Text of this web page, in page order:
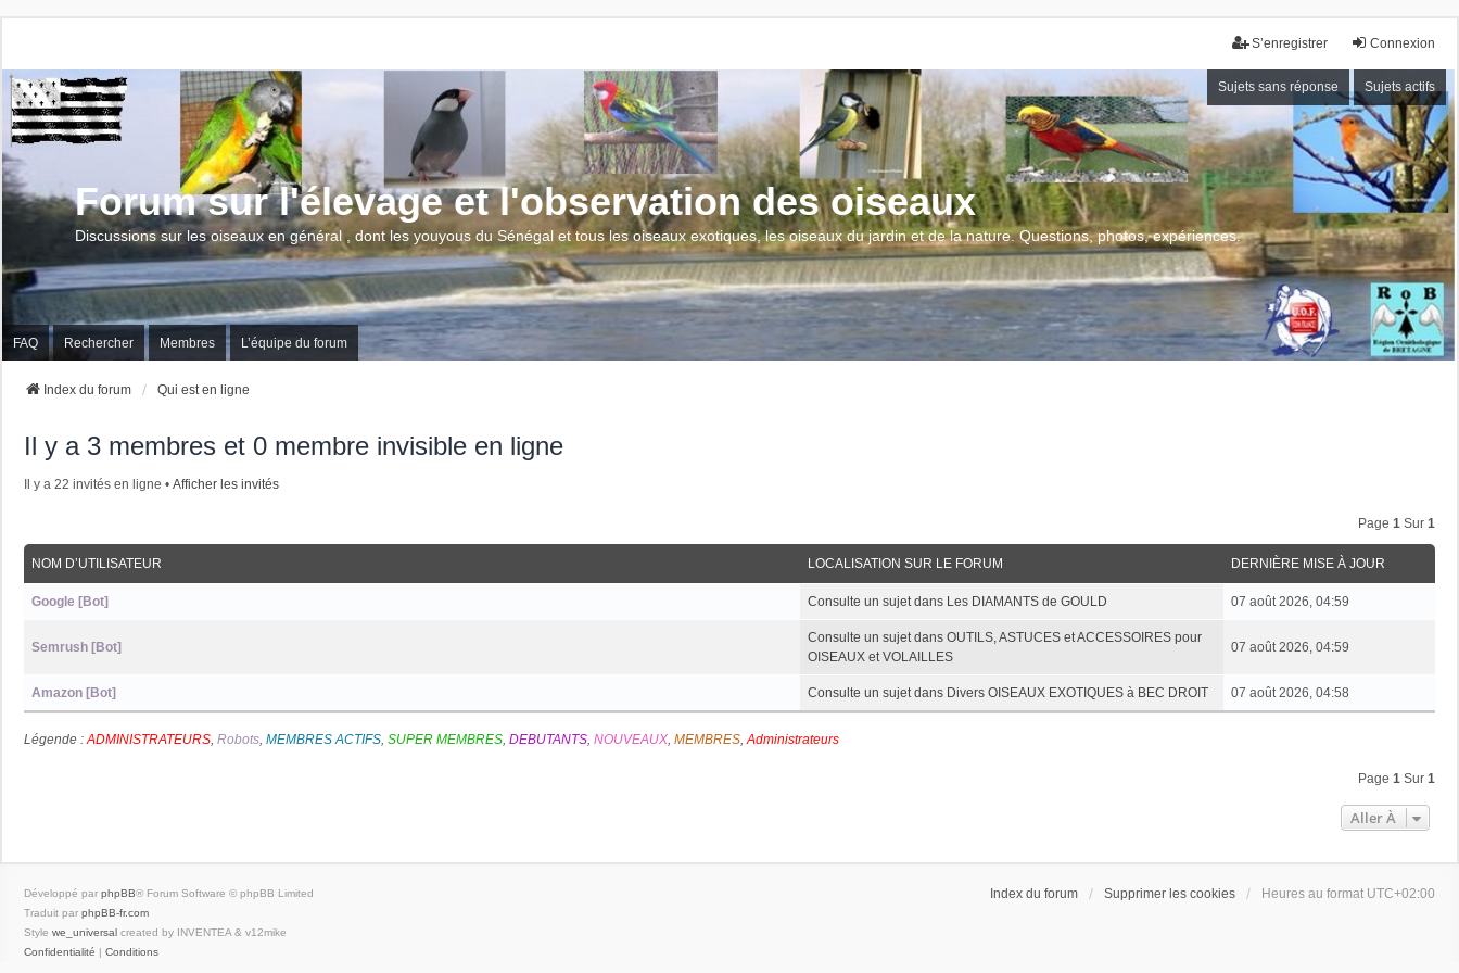
Connexion
S’enregistrer
Sujets sans réponse Sujets actifs
Forum sur l'élevage et l'observation des oiseaux
Discussions sur les oiseaux en général , dont les youyous du Sénégal et tous les oiseaux exotiques, les oiseaux du jardin et de la nature. Questions, photos, expériences.
FAQ Rechercher Membres L’équipe du forum
Index du forum Qui est en ligne
Il y a 3 membres et 0 membre invisible en ligne
Il y a 22 invités en ligne • Afficher les invités
Page 1 Sur 1
NOM D’UTILISATEUR LOCALISATION SUR LE FORUM DERNIÈRE MISE À JOUR
Google [Bot] Consulte un sujet dans Les DIAMANTS de GOULD 07 août 2026, 04:59
Semrush [Bot]
Consulte un sujet dans OUTILS, ASTUCES et ACCESSOIRES pour
OISEAUX et VOLAILLES
07 août 2026, 04:59
Amazon [Bot] Consulte un sujet dans Divers OISEAUX EXOTIQUES à BEC DROIT 07 août 2026, 04:58
Légende :ADMINISTRATEURS, Robots, MEMBRES ACTIFS, SUPER MEMBRES, DEBUTANTS, NOUVEAUX, MEMBRES,Administrateurs
Page 1 Sur 1
Aller À
Index du forum Supprimer les cookies Heures au format UTC+02:00
Développé par phpBB® Forum Software © phpBB Limited
Traduit par phpBB-fr.com
Style we_universal created by INVENTEA & v12mike
Confidentialité | Conditions